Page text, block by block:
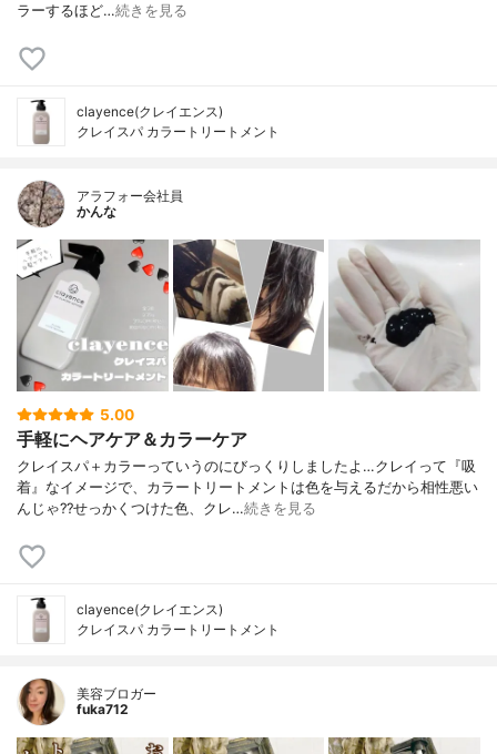
ラーするほど…続きを見る
clayence(クレイエンス)
クレイスパ カラートリートメント
アラフォー会社員
かんな
5.00
手軽にヘアケア＆カラーケア
クレイスパ＋カラーっていうのにびっくりしましたよ…クレイって『吸
着』なイメージで、カラートリートメントは色を与えるだから相性悪い
んじゃ??せっかくつけた色、クレ…続きを見る
clayence(クレイエンス)
クレイスパ カラートリートメント
美容ブロガー
fuka712